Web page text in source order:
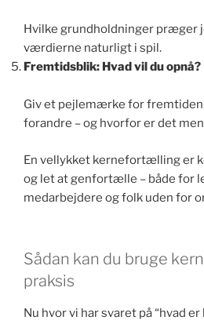
Hvilke grundholdninger præger
værdierne naturligt i spil.
Fremtidsblik: Hvad vil du opnå?
Giv et pejlemærke for
forandre – og hvorfor er det
En vellykket kernefortælling er
og let at genfortælle – både for
medarbejdere og folk uden for
Sådan kan du bruge
praksis
Nu hvor vi har svaret på “hvad